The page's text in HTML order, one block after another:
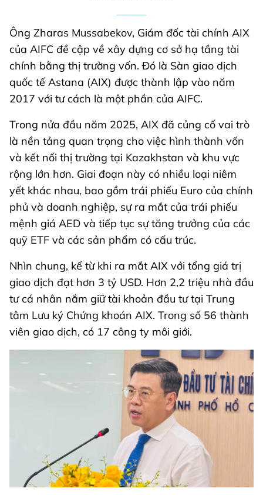
Ông Zharas Mussabekov, Giám đốc tài chính AIX
của AIFC đề cập về xây dựng cơ sở hạ tầng tài
chính bằng thị trường vốn. Đó là Sàn giao dịch
quốc tế Astana (AIX) được thành lập vào năm
2017 với tư cách là một phần của AIFC.
Trong nửa đầu năm 2025, AIX đã củng cố vai trò
là nền tảng quan trọng cho việc hình thành vốn
và kết nối thị trường tại Kazakhstan và khu vực
rộng lớn hơn. Giai đoạn này có nhiều loại niêm
yết khác nhau, bao gồm trái phiếu Euro của chính
phủ và doanh nghiệp, sự ra mắt của trái phiếu
mệnh giá AED và tiếp tục sự tăng trưởng của các
quỹ ETF và các sản phẩm có cấu trúc.
Nhìn chung, kể từ khi ra mắt AIX với tổng giá trị
giao dịch đạt hơn 3 tỷ USD. Hơn 2,2 triệu nhà đầu
tư cá nhân nắm giữ tài khoản đầu tư tại Trung
tâm Lưu ký Chứng khoán AIX. Trong số 56 thành
viên giao dịch, có 17 công ty môi giới.